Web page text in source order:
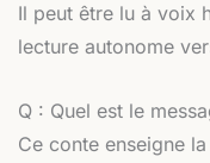
Il peut être lu à voix
lecture autonome
Q : Quel est le
Ce conte enseigne